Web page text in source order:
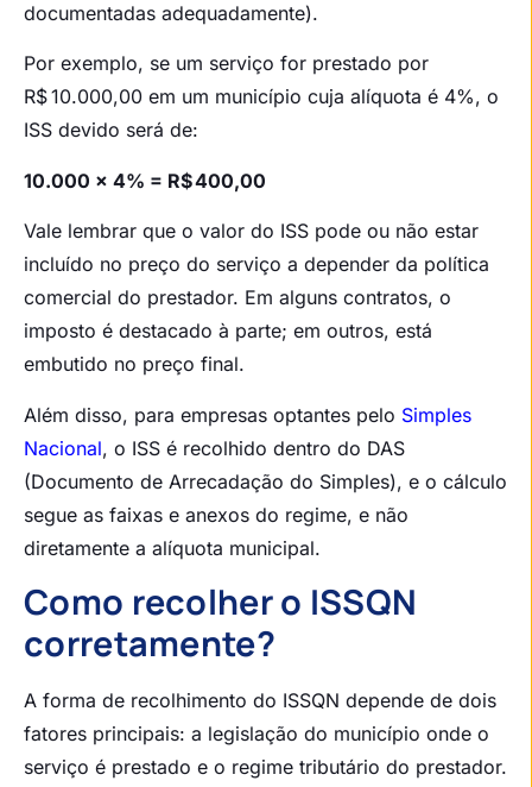
documentadas adequadamente).
Por exemplo, se um serviço for prestado por
R$ 10.000,00 em um município cuja alíquota é 4%, o
ISS devido será de:
10.000 × 4% = R$ 400,00
Vale lembrar que o valor do ISS pode ou não estar
incluído no preço do serviço a depender da política
comercial do prestador. Em alguns contratos, o
imposto é destacado à parte; em outros, está
embutido no preço final.
Além disso, para empresas optantes pelo Simples
Nacional, o ISS é recolhido dentro do DAS
(Documento de Arrecadação do Simples), e o cálculo
segue as faixas e anexos do regime, e não
diretamente a alíquota municipal.
Como recolher o ISSQN
corretamente?
A forma de recolhimento do ISSQN depende de dois
fatores principais: a legislação do município onde o
serviço é prestado e o regime tributário do prestador.